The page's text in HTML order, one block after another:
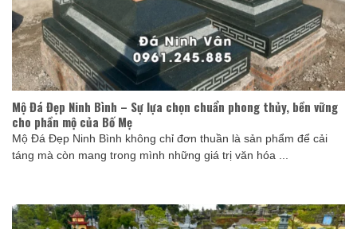
Mộ Đá Đẹp Ninh Bình – Sự lựa chọn chuẩn phong thủy, bền vững
cho phần mộ của Bố Mẹ
Mộ Đá Đẹp Ninh Bình không chỉ đơn thuần là sản phẩm để cải
táng mà còn mang trong mình những giá trị văn hóa ...